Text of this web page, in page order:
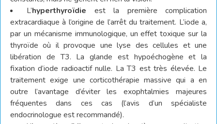
L’hyperthyroïdie est la première complication
extracardiaque à l’origine de l’arrêt du traitement. L’iode a,
par un mécanisme immunologique, un effet toxique sur la
thyroïde où il provoque une lyse des cellules et une
libération de T3. La glande est hypoéchogène et la
fixation d’iode radioactif nulle. La T3 est très élevée. Le
traitement exige une corticothérapie massive qui a en
outre l’avantage d’éviter les exophtalmies majeures
fréquentes dans ces cas (l’avis d’un spécialiste
endocrinologue est recommandé).